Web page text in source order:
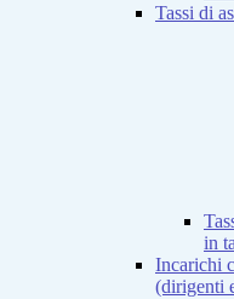
Tassi di
in
Incarichi
(dirigenti